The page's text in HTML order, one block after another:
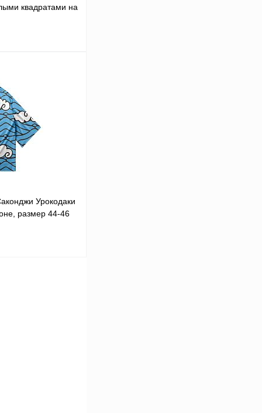
квадратами на
Урокодаки
размер 44-46